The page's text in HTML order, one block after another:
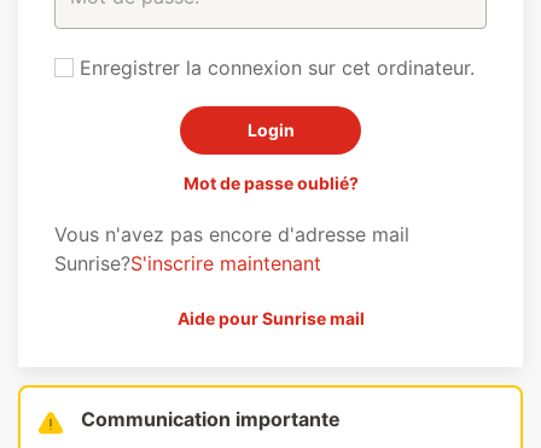
Enregistrer la connexion sur cet ordinateur.
Mot de passe oublié?
Vous n'avez pas encore d'adresse mail
Sunrise?S'inscrire maintenant
Aide pour Sunrise mail
Communication importante